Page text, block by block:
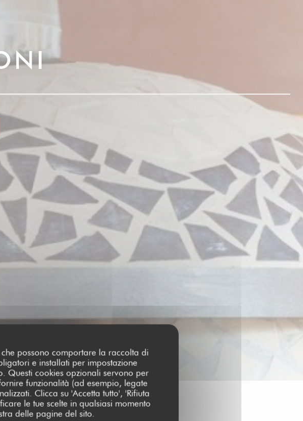
possono comportare la raccolta di
e installati per impostazione
Questi cookies opzionali servono per
funzionalità (ad esempio, legate
Clicca su 'Accetta tutto', 'Rifiuta
le tue scelte in qualsiasi momento
delle pagine del sito.